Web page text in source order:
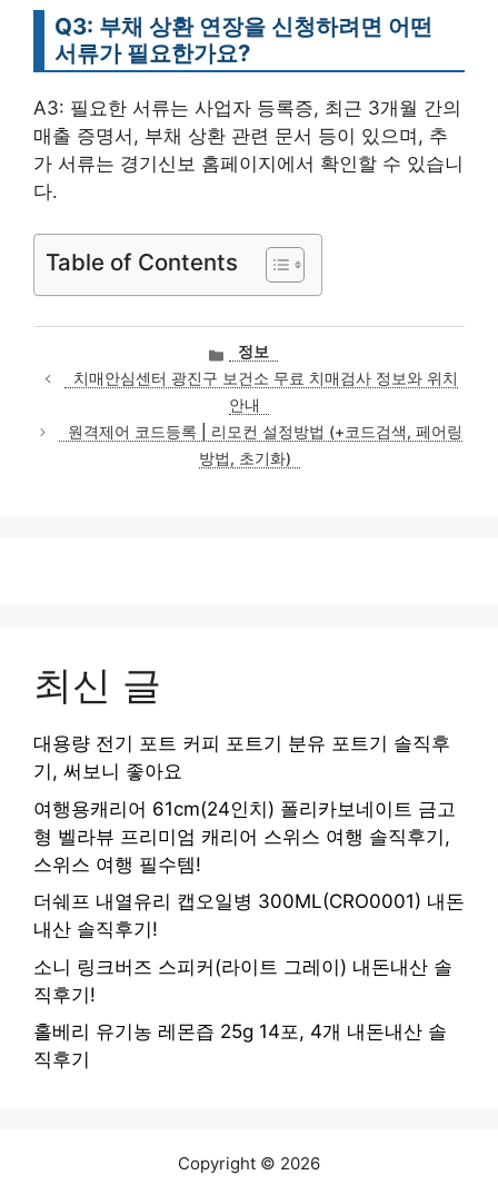
Q3: 부채 상환 연장을 신청하려면 어떤
서류가 필요한가요?
A3: 필요한 서류는 사업자 등록증, 최근 3개월 간의
매출 증명서, 부채 상환 관련 문서 등이 있으며, 추
가 서류는 경기신보 홈페이지에서 확인할 수 있습니
다.
Table of Contents
카
테
고
리
정보
치매안심센터 광진구 보건소 무료 치매검사 정보와 위치
안내
원격제어 코드등록 | 리모컨 설정방법 (+코드검색, 페어링
방법, 초기화)
최신 글
대용량 전기 포트 커피 포트기 분유 포트기 솔직후
기, 써보니 좋아요
여행용캐리어 61cm(24인치) 폴리카보네이트 금고
형 벨라뷰 프리미엄 캐리어 스위스 여행 솔직후기,
스위스 여행 필수템!
더쉐프 내열유리 캡오일병 300ML(CRO0001) 내돈
내산 솔직후기!
소니 링크버즈 스피커(라이트 그레이) 내돈내산 솔
직후기!
홀베리 유기농 레몬즙 25g 14포, 4개 내돈내산 솔
직후기
Copyright © 2026